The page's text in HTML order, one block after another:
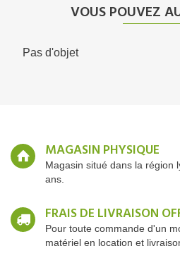
VOUS POUVEZ
Pas d'objet
MAGASIN PHYSIQUE
Magasin situé dans la région
ans.
FRAIS DE LIVRAISON
Pour toute commande d'un
matériel en location et